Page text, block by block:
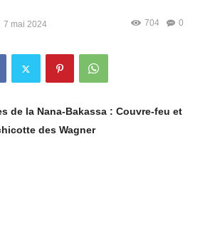
7 mai 2024 0
704
de la Nana-Bakassa : Couvre-feu et
des Wagner